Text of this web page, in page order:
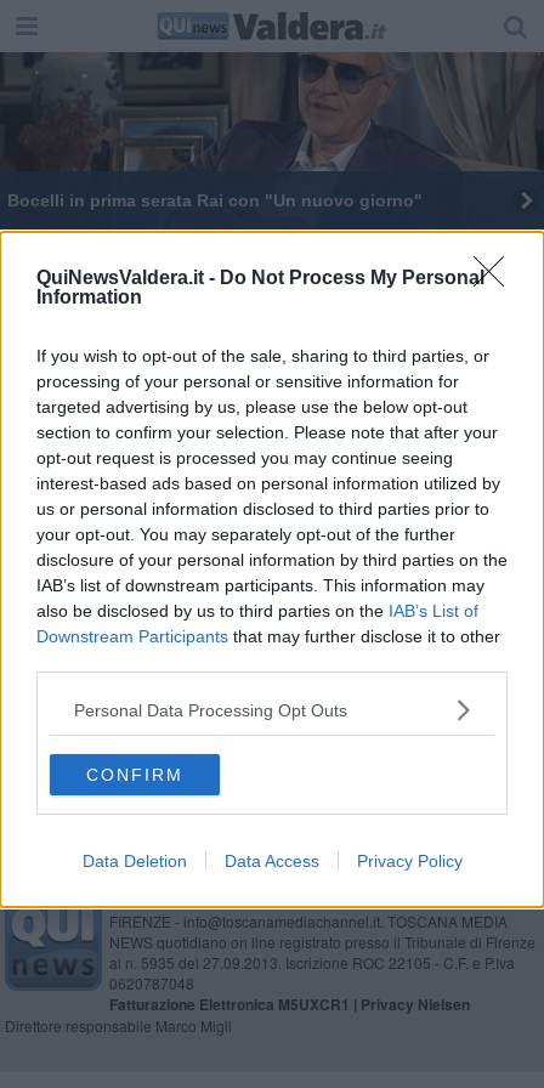
QuiNewsValdera.it - Do Not Process My Personal
Information
If you wish to opt-out of the sale, sharing to third parties, or
processing of your personal or sensitive information for
targeted advertising by us, please use the below opt-out
section to confirm your selection. Please note that after your
opt-out request is processed you may continue seeing
interest-based ads based on personal information utilized by
us or personal information disclosed to third parties prior to
your opt-out. You may separately opt-out of the further
disclosure of your personal information by third parties on the
IAB’s list of downstream participants. This information may
also be disclosed by us to third parties on the IAB’s List of
Downstream Participants that may further disclose it to other
Personal Data Processing Opt Outs
CONFIRM
Data Deletion Data Access Privacy Policy
Bocelli in prima serata Rai con "Un nuovo giorno"
Coppa "Sabatini", per vincere serve un diavolo
Peccioli è il volto della Toscana al "Borgo dei
Borghi"
Le colline pisane in Tv, a Geo su Rai3
Bocelli padre e figlio incantano l'Ariston - VIDEO
Scomparsa di Khrystyna, chi c'era in quel taxi?
Flaminia dalla Valdera ai Soliti Ignoti - VIDEO
Borgo dei Borghi, Peccioli ai nastri di partenza
Ecoincontri, Patrie di Marco Damilano
FIRENZE - info@toscanamediachannel.it. TOSCANA MEDIA
NEWS quotidiano on line registrato presso il Tribunale di Firenze
al n. 5935 del 27.09.2013. Iscrizione ROC 22105 - C.F. e P.Iva
0620787048
Fatturazione Elettronica M5UXCR1 | Privacy Nielsen
Direttore responsabile Marco Migli